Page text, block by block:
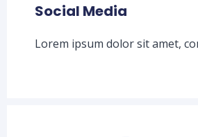
Social Media
Lorem ipsum dolor sit amet,